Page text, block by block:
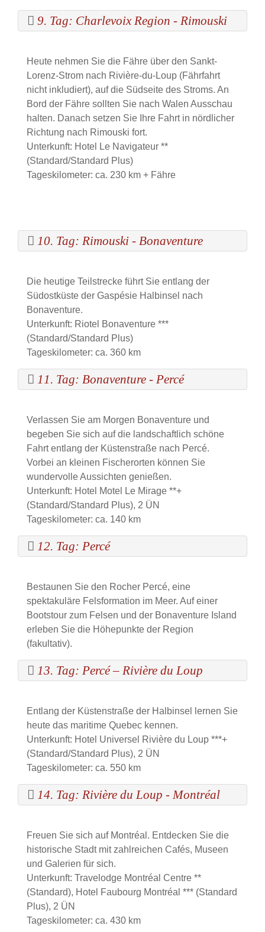
9. Tag: Charlevoix Region - Rimouski
Heute nehmen Sie die Fähre über den Sankt-
Lorenz-Strom nach Rivière-du-Loup (Fährfahrt
nicht inkludiert), auf die Süd­seite des Stroms. An
Bord der Fähre sollten Sie nach Walen Ausschau
halten. Danach setzen Sie Ihre Fahrt in nördlicher
Richtung nach Rimouski fort.
Unterkunft: Hotel Le Navigateur **
(Standard/Standard Plus)
Tageskilometer: ca. 230 km + Fähre
10. Tag: Rimouski - Bonaventure
Die heutige Teilstrecke führt Sie entlang der
Südostküste der Gaspésie Halbinsel nach
Bonaventure.
Unterkunft: Riotel Bonaventure ***
(Standard/Standard Plus)
Tageskilometer: ca. 360 km
11. Tag: Bonaventure - Percé
Verlassen Sie am Morgen Bonaventure und
begeben Sie sich auf die landschaftlich schöne
Fahrt entlang der Küstenstraße nach Percé.
Vorbei an kleinen Fischerorten können Sie
wundervolle Aussichten genießen.
Unterkunft: Hotel Motel Le Mirage **+
(Standard/Standard Plus), 2 ÜN
Tageskilometer: ca. 140 km
12. Tag: Percé
Bestaunen Sie den Rocher Percé, eine
spektakuläre Felsformation im Meer. Auf einer
Bootstour zum Felsen und der Bonaventure Island
erleben Sie die Höhepunkte der Region
(fakultativ).
13. Tag: Percé – Rivière du Loup
Entlang der Küstenstraße der Halbinsel lernen Sie
heute das maritime Quebec kennen.
Unterkunft: Hotel Universel Rivière du Loup ***+
(Standard/Standard Plus), 2 ÜN
Tageskilometer: ca. 550 km
14. Tag: Rivière du Loup - Montréal
Freuen Sie sich auf Montréal. Entdecken Sie die
historische Stadt mit zahlreichen Cafés, Museen
und Galerien für sich.
Unterkunft: Travelodge Montréal Centre **
(Standard), Hotel Faubourg Montréal *** (Standard
Plus), 2 ÜN
Tageskilometer: ca. 430 km